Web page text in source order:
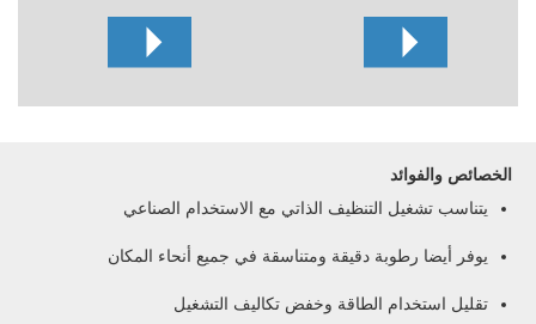
الخصائص والفوائد
يتناسب تشغيل التنظيف الذاتي مع الاستخدام الصناعي
يوفر أيضا رطوبة دقيقة ومتناسقة في جميع أنحاء المكان
تقليل استخدام الطاقة وخفض تكاليف التشغيل